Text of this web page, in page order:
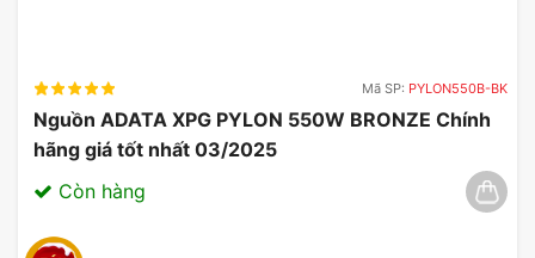
Mã SP: PYLON550B-BK
Nguồn ADATA XPG PYLON 550W BRONZE Chính
hãng giá tốt nhất 03/2025
Còn hàng